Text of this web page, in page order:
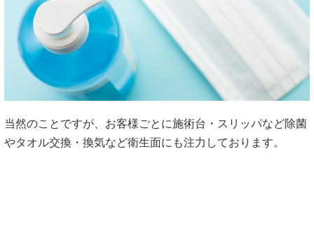
当然のことですが、お客様ごとに施術台・スリッパなど除菌
やタオル交換・換気など衛生面にも注力しております。